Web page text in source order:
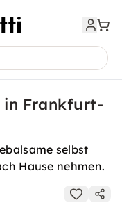
in Frankfurt-
selbst
Hause nehmen.